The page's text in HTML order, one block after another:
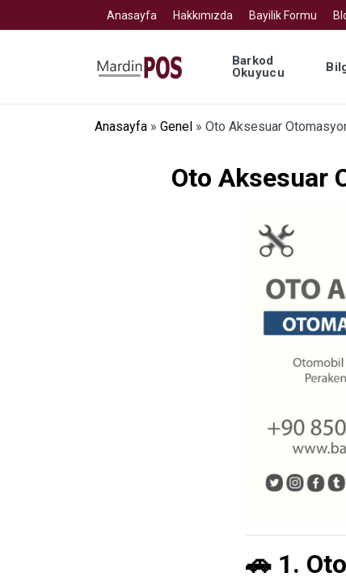
Anasayfa Hakkımızda Bayilik Formu
Barkod
Okuyucu
Anasayfa » Genel » Oto Aksesuar
Oto Aksesuar
🚗 1.